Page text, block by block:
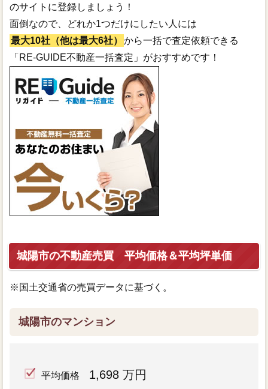
のサイトに登録しましょう！
面倒なので、どれか1つだけにしたい人には
最大10社（他は最大6社）
から一括で査定依頼できる
「RE-GUIDE不動産一括査定」がおすすめです！
城陽市の不動産売買 平均価格＆平均坪単価
※国土交通省の売買データに基づく。
城陽市のマンション
平均価格 1,698 万円